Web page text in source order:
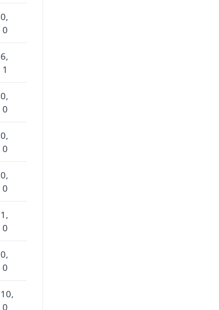
0
0
0
0
0
0
0